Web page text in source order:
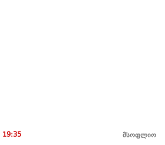
19:35 მსოფლიო